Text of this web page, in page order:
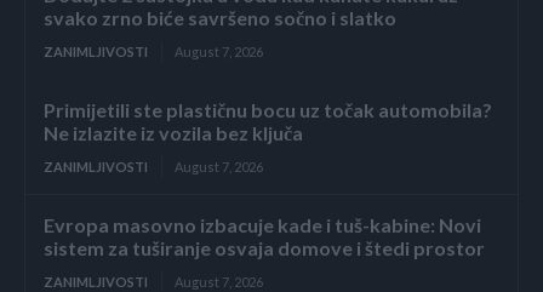
svako zrno biće savršeno sočno i slatko
ZANIMLJIVOSTI August 7, 2026
Primijetili ste plastičnu bocu uz točak automobila?
Ne izlazite iz vozila bez ključa
ZANIMLJIVOSTI August 7, 2026
Evropa masovno izbacuje kade i tuš-kabine: Novi
sistem za tuširanje osvaja domove i štedi prostor
ZANIMLJIVOSTI August 7, 2026